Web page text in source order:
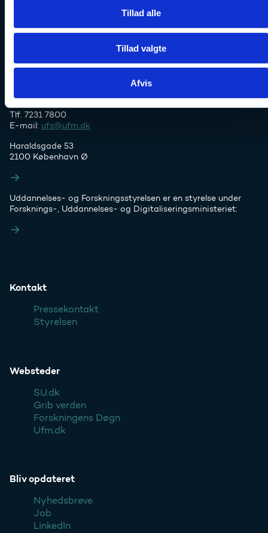
Tillad alle
Tillad valgte
Afvis
Uddannelses- og Forskningsstyrelsen
Tlf. 7231 7800
E-mail: ufs@ufm.dk
Haraldsgade 53
2100 København Ø
Uddannelses- og Forskningsstyrelsen er en styrelse under
Forsknings-, Uddannelses- og Digitaliseringsministeriet:
Kontakt
Pressekontakt
Styrelsen
Websteder
SU.dk
Grib verden
Forskningens Døgn
Ufm.dk
Bliv opdateret
Nyhedsbreve
Job
LinkedIn